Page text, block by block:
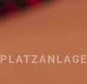
PLATZANLAGE